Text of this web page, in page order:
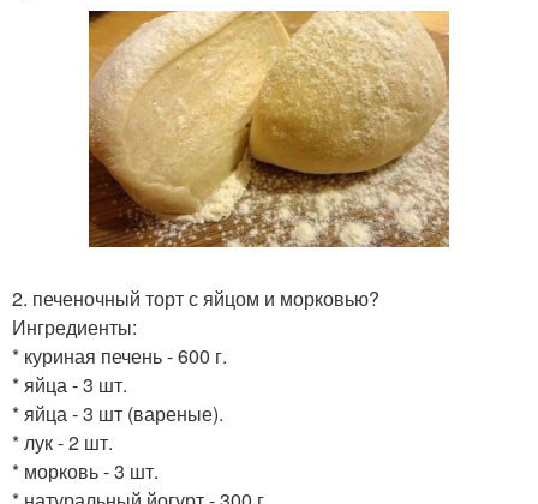
2. печеночный торт с яйцом и морковью?
Ингредиенты:
* куриная печень - 600 г.
* яйца - 3 шт.
* яйца - 3 шт (вареные).
* лук - 2 шт.
* морковь - 3 шт.